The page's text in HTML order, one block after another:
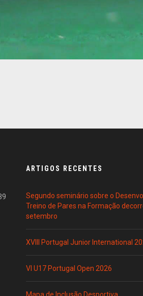
ARTIGOS RECENTES
Segundo seminário sobre o
Treino de Pares na Formação
setembro
XVIII Portugal Junior International
VI U17 Portugal Open 2026